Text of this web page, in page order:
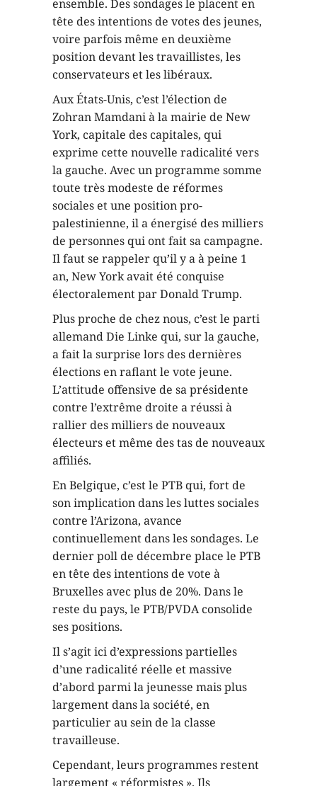
ensemble. Des sondages le placent en
tête des intentions de votes des jeunes,
voire parfois même en deuxième
position devant les travaillistes, les
conservateurs et les libéraux.
Aux États-Unis, c’est l’élection de
Zohran Mamdani à la mairie de New
York, capitale des capitales, qui
exprime cette nouvelle radicalité vers
la gauche. Avec un programme somme
toute très modeste de réformes
sociales et une position pro-
palestinienne, il a énergisé des milliers
de personnes qui ont fait sa campagne.
Il faut se rappeler qu’il y a à peine 1
an, New York avait été conquise
électoralement par Donald Trump.
Plus proche de chez nous, c’est le parti
allemand Die Linke qui, sur la gauche,
a fait la surprise lors des dernières
élections en raflant le vote jeune.
L’attitude offensive de sa présidente
contre l’extrême droite a réussi à
rallier des milliers de nouveaux
électeurs et même des tas de nouveaux
affiliés.
En Belgique, c’est le PTB qui, fort de
son implication dans les luttes sociales
contre l’Arizona, avance
continuellement dans les sondages. Le
dernier poll de décembre place le PTB
en tête des intentions de vote à
Bruxelles avec plus de 20%. Dans le
reste du pays, le PTB/PVDA consolide
ses positions.
Il s’agit ici d’expressions partielles
d’une radicalité réelle et massive
d’abord parmi la jeunesse mais plus
largement dans la société, en
particulier au sein de la classe
travailleuse.
Cependant, leurs programmes restent
largement « réformistes ». Ils